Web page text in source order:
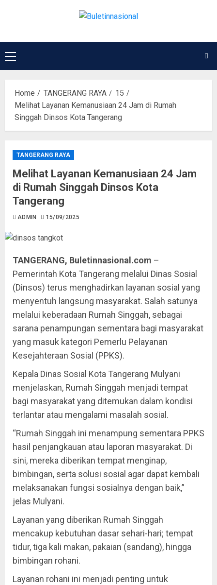
Home TANGERANG RAYA
15
Melihat Layanan Kemanusiaan 24 Jam di Rumah
Singgah Dinsos Kota Tangerang
TANGERANG RAYA
Melihat Layanan Kemanusiaan 24 Jam
di Rumah Singgah Dinsos Kota
Tangerang
ADMIN 15/09/2025
TANGERANG, Buletinnasional.com –
Pemerintah Kota Tangerang melalui Dinas Sosial
(Dinsos) terus menghadirkan layanan sosial yang
menyentuh langsung masyarakat. Salah satunya
melalui keberadaan Rumah Singgah, sebagai
sarana penampungan sementara bagi masyarakat
yang masuk kategori Pemerlu Pelayanan
Kesejahteraan Sosial (PPKS).
Kepala Dinas Sosial Kota Tangerang Mulyani
menjelaskan, Rumah Singgah menjadi tempat
bagi masyarakat yang ditemukan dalam kondisi
terlantar atau mengalami masalah sosial.
“Rumah Singgah ini menampung sementara PPKS
hasil penjangkauan atau laporan masyarakat. Di
sini, mereka diberikan tempat menginap,
bimbingan, serta solusi sosial agar dapat kembali
melaksanakan fungsi sosialnya dengan baik,”
jelas Mulyani.
Layanan yang diberikan Rumah Singgah
mencakup kebutuhan dasar sehari-hari; tempat
tidur, tiga kali makan, pakaian (sandang), hingga
bimbingan rohani.
Layanan rohani ini menjadi penting untuk